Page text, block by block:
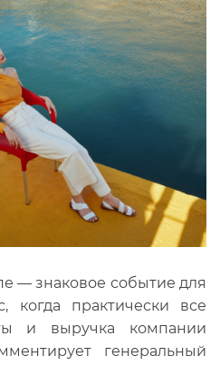
— знаковое событие для
когда практически все
и выручка компании
генеральный